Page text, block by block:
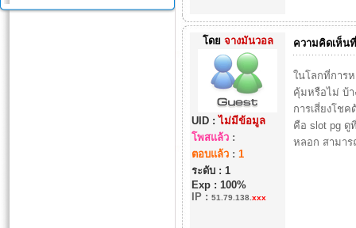
โดย จางมันวอล
UID :ไม่มีข้อมูล
โพสแล้ว:
ตอบแล้ว: 1
ระดับ : 1
Exp : 100%
IP: 51.79.138. xxx
ความคิดเห็น
ในโลกที่การ
คุ้มหรือไม่ บ้า
การเสี่ยงโช
คือ slot pg
หลอก สามาร